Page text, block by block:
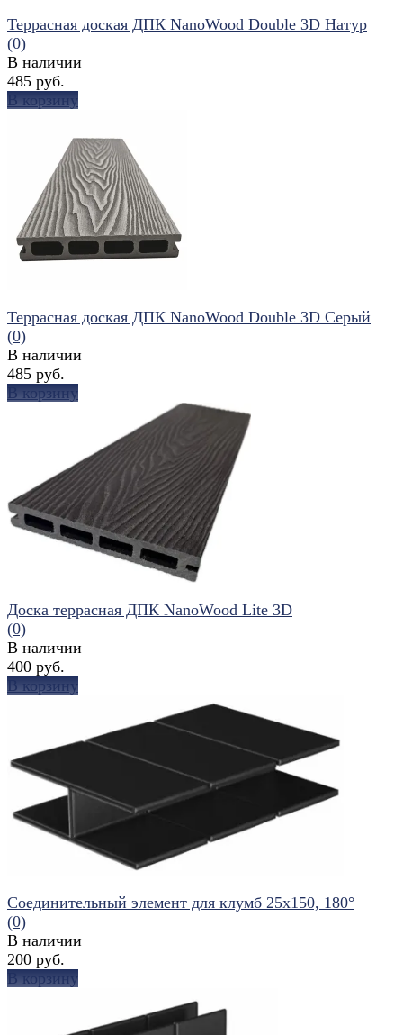
избранное сравнить
Террасная доская ДПК NanoWood Double 3D Натур
(0)
В наличии
485 руб.
В корзину
избранное сравнить
Террасная доская ДПК NanoWood Double 3D Серый
(0)
В наличии
485 руб.
В корзину
избранное
Доска террасная ДПК NanoWood Lite 3D
(0)
В наличии
400 руб.
В корзину
Соединительный элемент для клумб 25x150, 180°
(0)
В наличии
200 руб.
В корзину